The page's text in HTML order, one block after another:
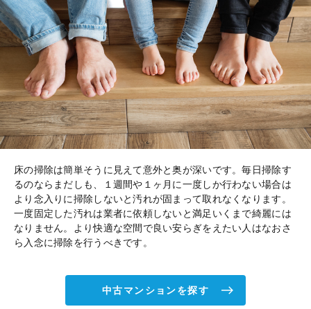
床の掃除は簡単そうに見えて意外と奥が深いです。毎日掃除す
るのならまだしも、１週間や１ヶ月に一度しか行わない場合は
より念入りに掃除しないと汚れが固まって取れなくなります。
一度固定した汚れは業者に依頼しないと満足いくまで綺麗には
なりません。より快適な空間で良い安らぎをえたい人はなおさ
ら入念に掃除を行うべきです。
中古マンションを探す